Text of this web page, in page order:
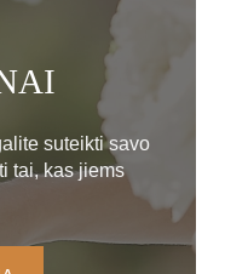
suteikti savo
tai, kas jiems